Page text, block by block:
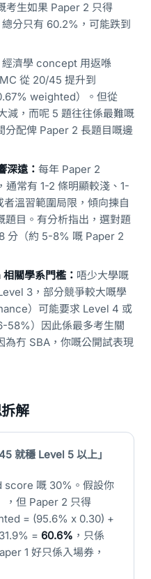
考生如果 Paper 2 只得
分只有 60.2%，可能跌到
經濟學 concept 用返喺
從 20/45 提升到
weighted）。但從
，而呢 5 題往往係最難嘅
分配俾 Paper 2 長題目嘅邊
深遠： 每年 Paper 2
常有 1-2 條明顯較淺、1-
溫習範圍局限，傾向揀自
題目。有分析指出，選對題
分（約 5-8% 嘅 Paper 2
關學系門檻： 唔少大學嘅
3，部分競爭較大嘅學
）可能要求 Level 4 或
）因此係最多考生關
冇 SBA，你嘅公開試表現
解
就穩 Level 5 以上」
score 嘅 30%。假設你
，但 Paper 2 只得
= (95.6% x 0.30) +
= 60.6% ，只係
1 好只係入場券，